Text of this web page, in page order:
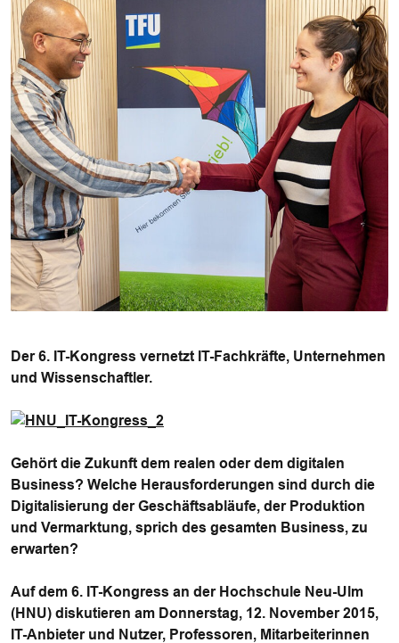
Der 6. IT-Kongress vernetzt IT-Fachkräfte, Unternehmen
und Wissenschaftler.
Gehört die Zukunft dem realen oder dem digitalen
Business? Welche Herausforderungen sind durch die
Digitalisierung der Geschäftsabläufe, der Produktion
und Vermarktung, sprich des gesamten Business, zu
erwarten?
Auf dem 6. IT-Kongress an der Hochschule Neu-Ulm
(HNU) diskutieren am Donnerstag, 12. November 2015,
IT-Anbieter und Nutzer, Professoren, Mitarbeiterinnen